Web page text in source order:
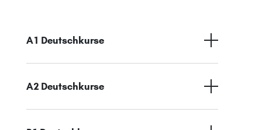
A1 Deutschkurse
A2 Deutschkurse